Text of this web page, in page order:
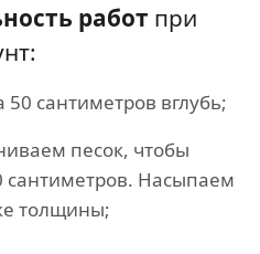
работ при
сантиметров вглубь;
песок, чтобы
сантиметров. Насыпаем
толщины;